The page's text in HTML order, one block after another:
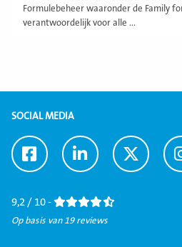
Formulebeheer waaronder de Family
verantwoordelijk voor alle ...
SOCIAL MEDIA
Ga
naar
Ga
naar
Ga
naar
9,2 / 10 -
Op basis van 19 reviews